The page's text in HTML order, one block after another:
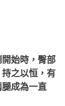
始時，臀部
之以恒，有
成為一直